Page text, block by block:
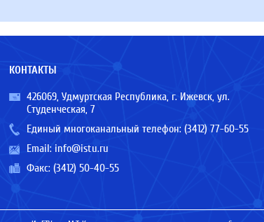
КОНТАКТЫ
426069, Удмуртская Республика, г. Ижевск, ул.
Студенческая, 7
Единый многоканальный телефон: (3412) 77-60-55
Email: info@istu.ru
Факс: (3412) 50-40-55